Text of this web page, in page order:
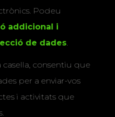
Podeu
addicional i
de dades.
consentiu que
per a enviar-vos
i activitats que